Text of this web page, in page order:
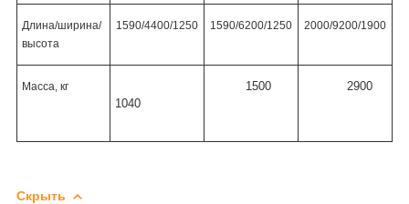
Длина/ширина/
высота
1590/4400/1250 1590/6200/1250 2000/9200/1900
Масса, кг
1040
1500 2900
Скрыть